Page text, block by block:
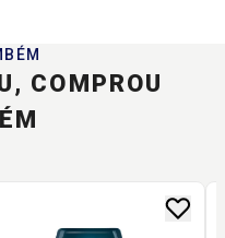
COMPROU